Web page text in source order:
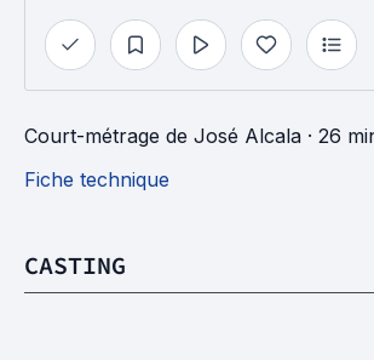
Court-métrage de José Alcala · 26
Fiche technique
CASTING